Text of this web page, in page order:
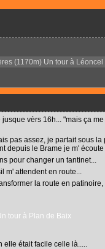
(1170m) Un tour à Léoncel
vèrs 16h... "mais ça
pas assez, je partait sous
depuis le Brame je m'
pour changer un tantinet...
m' attendent en route...
la route en
elle était facile celle là.....